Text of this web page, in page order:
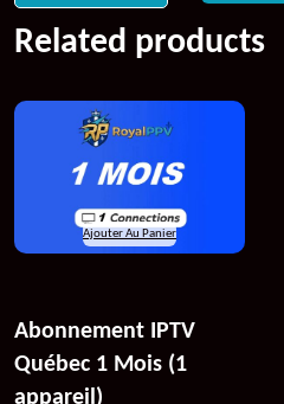
Related products
Ajouter Au Panier
Abonnement IPTV
Québec 1 Mois (1
appareil)